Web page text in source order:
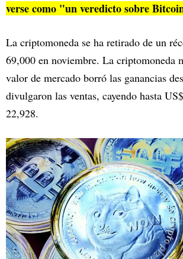
verse como "un veredicto sobre
La criptomoneda se ha retirado de un
69,000 en noviembre. La criptomoneda
valor de mercado borró las ganancias
divulgaron las ventas, cayendo hasta
22,928.